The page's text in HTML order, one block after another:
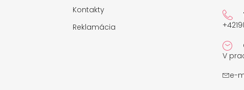
Kontakty
Reklamácia
V
e-